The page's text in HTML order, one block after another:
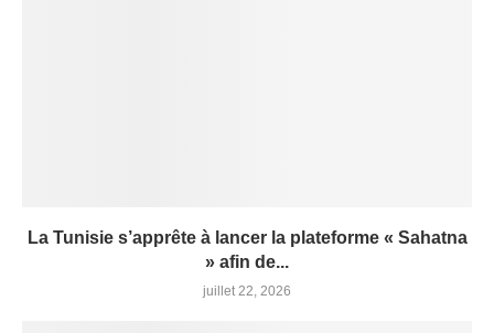
La Tunisie s’apprête à lancer la plateforme « Sahatna
» afin de...
juillet 22, 2026